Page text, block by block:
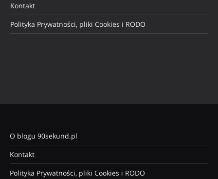
Kontakt
Polityka Prywatności, pliki Cookies i RODO
O blogu 90sekund.pl
Kontakt
Polityka Prywatności, pliki Cookies i RODO